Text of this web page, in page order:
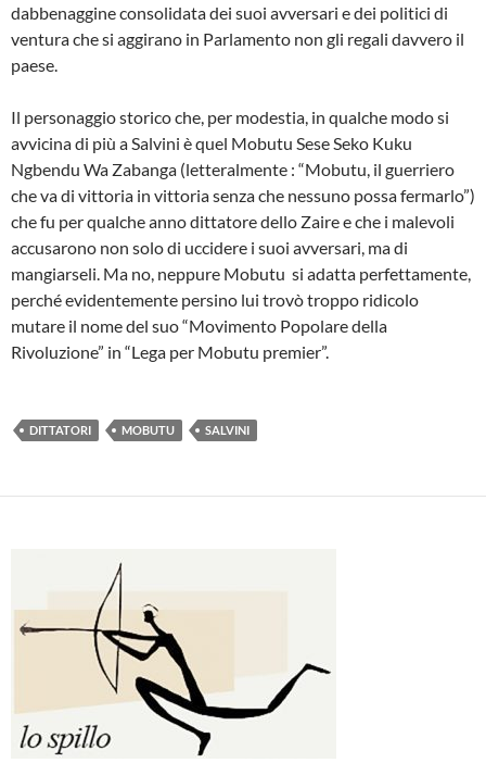
dabbenaggine consolidata dei suoi avversari e dei politici di
ventura che si aggirano in Parlamento non gli regali davvero il
paese.
Il personaggio storico che, per modestia, in qualche modo si
avvicina di più a Salvini è quel Mobutu Sese Seko Kuku
Ngbendu Wa Zabanga (letteralmente : “Mobutu, il guerriero
che va di vittoria in vittoria senza che nessuno possa fermarlo”)
che fu per qualche anno dittatore dello Zaire e che i malevoli
accusarono non solo di uccidere i suoi avversari, ma di
mangiarseli. Ma no, neppure Mobutu si adatta perfettamente,
perché evidentemente persino lui trovò troppo ridicolo
mutare il nome del suo “Movimento Popolare della
Rivoluzione” in “Lega per Mobutu premier”.
DITTATORI MOBUTU SALVINI